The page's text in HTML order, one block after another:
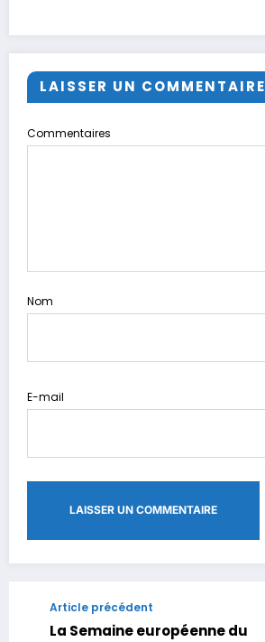
LAISSER UN COMMENTAIRE
Commentaires
Nom
E-mail
Article précédent
La Semaine européenne du